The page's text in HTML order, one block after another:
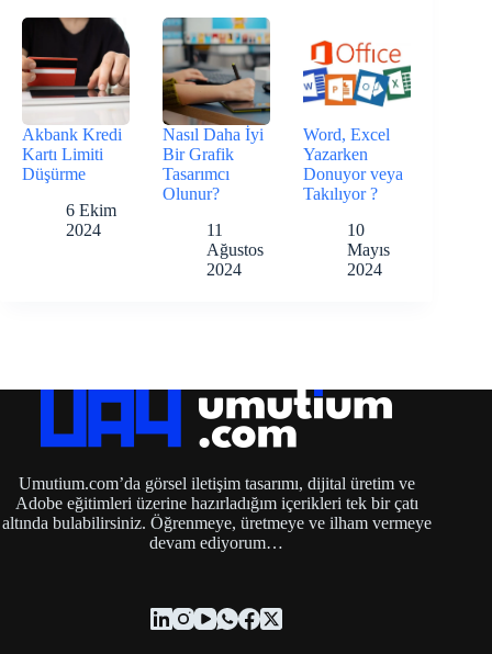
Akbank Kredi
Kartı Limiti
Düşürme
6 Ekim
2024
Nasıl Daha İyi
Bir Grafik
Tasarımcı
Olunur?
11
Ağustos
2024
Word, Excel
Yazarken
Donuyor veya
Takılıyor ?
10
Mayıs
2024
Umutium.com’da görsel iletişim tasarımı, dijital üretim ve
Adobe eğitimleri üzerine hazırladığım içerikleri tek bir çatı
altında bulabilirsiniz. Öğrenmeye, üretmeye ve ilham vermeye
devam ediyorum…